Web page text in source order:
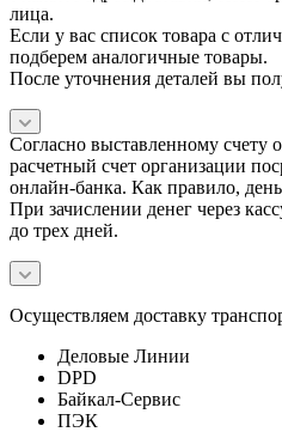
лица.
Если у вас список товара с
подберем аналогичные товары.
После уточнения деталей вы
Согласно выставленному счету
расчетный счет организации
онлайн-банка. Как правило,
При зачислении денег через
до трех дней.
Осуществляем доставку
Деловые Линии
DPD
Байкал-Сервис
ПЭК